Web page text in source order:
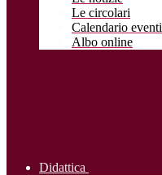
Le circolari
Calendario eventi
Albo online
Didattica